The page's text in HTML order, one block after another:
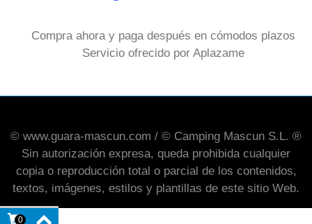
Compra ahora y paga después en cómodos plazos
Servicio ofrecido por Aplazame
© www.guara-mascun.com / © Camping Mascun S.L. ®
Sin autorización expresa, queda prohibida cualquier
copia o reproducción total o parcial de los contenidos,
textos, imágenes, estilos y plantillas de este sitio Web.
0